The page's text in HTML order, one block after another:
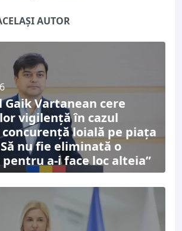
ARTICOLE DE ACELAȘI AUTOR
Vartanean cere
vigilență în cazul
concurență loială pe piața
nu fie eliminată o
a-i face loc alteia”